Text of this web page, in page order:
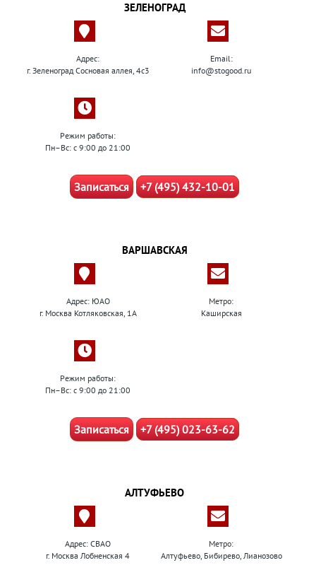
ЗЕЛЕНОГРАД
Адрес:
г. Зеленоград Сосновая аллея, 4с3
Email:
info@stogood.ru
Режим работы:
Пн–Вс: с 9:00 до 21:00
Записаться +7 (495) 432-10-01
ВАРШАВСКАЯ
Адрес: ЮАО
г. Москва Котляковская, 1А
Метро:
Каширская
Режим работы:
Пн–Вс: с 9:00 до 21:00
Записаться +7 (495) 023-63-62
АЛТУФЬЕВО
Адрес: СВАО
г. Москва Лобненская 4
Метро:
Алтуфьево, Бибирево, Лианозово